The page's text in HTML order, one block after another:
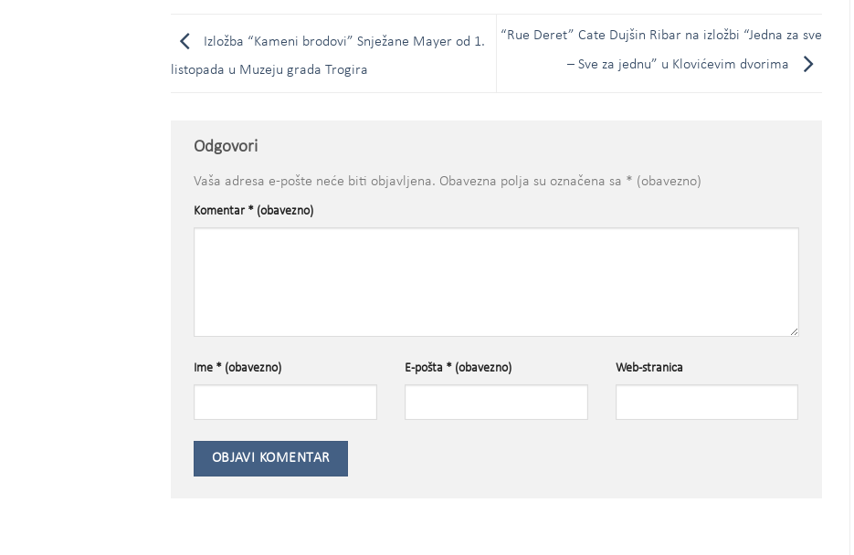
Izložba “Kameni brodovi” Snježane Mayer od 1.
listopada u Muzeju grada Trogira
“Rue Deret” Cate Dujšin Ribar na izložbi “Jedna za sve
– Sve za jednu” u Klovićevim dvorima
Odgovori
Vaša adresa e-pošte neće biti objavljena. Obavezna polja su označena sa * (obavezno)
Komentar * (obavezno)
Ime * (obavezno) E-pošta * (obavezno) Web-stranica